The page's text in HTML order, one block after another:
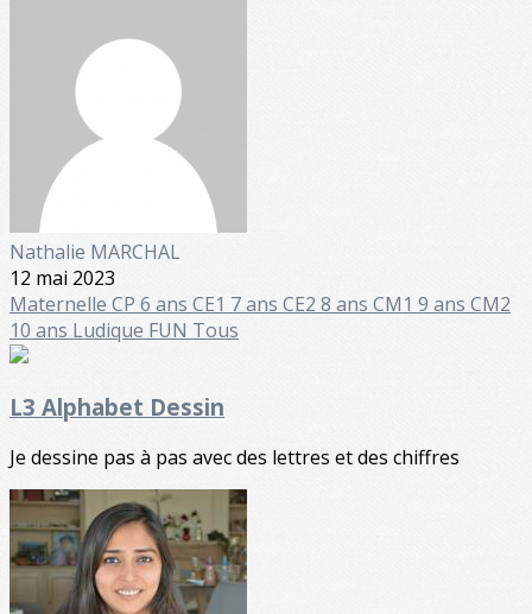
Nathalie MARCHAL
12 mai 2023
Maternelle CP 6 ans CE1 7 ans CE2 8 ans CM1 9 ans CM2
10 ans Ludique FUN Tous
L3 Alphabet Dessin
Je dessine pas à pas avec des lettres et des chiffres